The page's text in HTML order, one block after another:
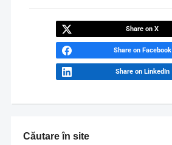
Căutare în site
Share on X
Share on Facebook
Share on LinkedIn